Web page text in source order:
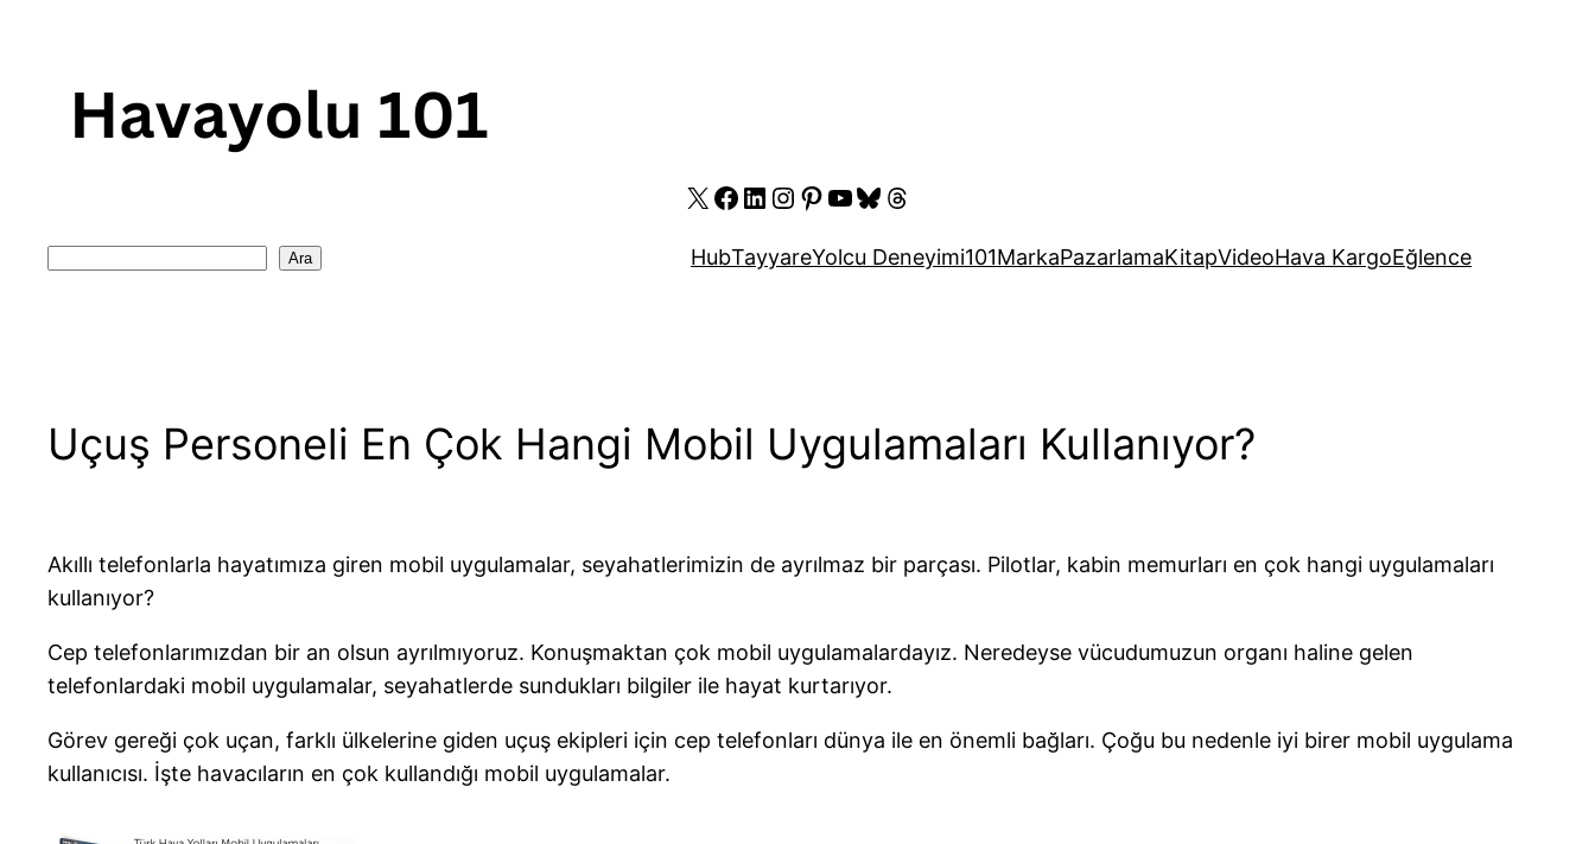
content
X Facebook
LinkedIn
Instagram
Pinterest
YouTube
Bluesky
Threads
Ara HubTayyareYolcu Deneyimi101MarkaPazarlamaKitapVideoHava KargoEğlence
Uçuş Personeli En Çok Hangi Mobil Uygulamaları Kullanıyor?
Akıllı telefonlarla hayatımıza giren mobil uygulamalar, seyahatlerimizin de ayrılmaz bir parçası. Pilotlar, kabin memurları en çok hangi uygulamaları
kullanıyor?
Cep telefonlarımızdan bir an olsun ayrılmıyoruz. Konuşmaktan çok mobil uygulamalardayız. Neredeyse vücudumuzun organı haline gelen
telefonlardaki mobil uygulamalar, seyahatlerde sundukları bilgiler ile hayat kurtarıyor.
Görev gereği çok uçan, farklı ülkelerine giden uçuş ekipleri için cep telefonları dünya ile en önemli bağları. Çoğu bu nedenle iyi birer mobil uygulama
kullanıcısı. İşte havacıların en çok kullandığı mobil uygulamalar.